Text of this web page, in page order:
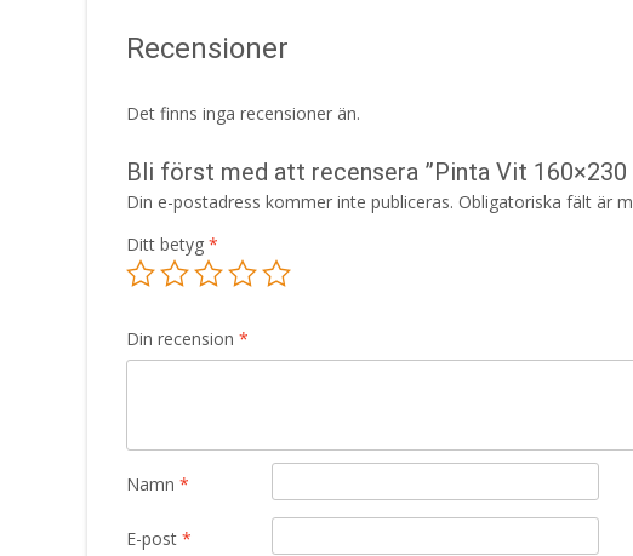
Recensioner
Det finns inga recensioner än.
Bli först med att recensera ”Pinta Vit 160×230
Din e-postadress kommer inte publiceras. Obligatoriska fält är
Ditt betyg *
Din recension *
Namn *
E-post *